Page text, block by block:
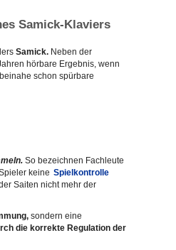
Samick-Klaviers
Samick. Neben der
hörbare Ergebnis, wenn
schon spürbare
So bezeichnen Fachleute
keine Spielkontrolle
Saiten nicht mehr der
sondern eine
die korrekte Regulation der